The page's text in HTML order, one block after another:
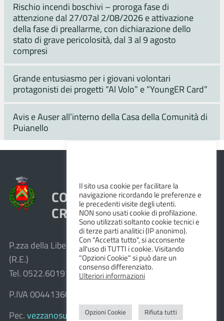
Rischio incendi boschivi – proroga fase di
attenzione dal 27/07al 2/08/2026 e attivazione
della fase di preallarme, con dichiarazione dello
stato di grave pericolosità, dal 3 al 9 agosto
compresi
Grande entusiasmo per i giovani volontari
protagonisti dei progetti “Al Volo” e “YoungER Card”
Avis e Auser all’interno della Casa della Comunità di
Puianello
COMUNE DI VEZZANO SUL
CROSTOLO
P.zza della Libertà, 1 – 42030 Vezzano sul Crostolo
(R.E.)
Tel. 0522.601911 – Fax 0522.601947
P.IVA 00441360351
Pec. vezzanosulcrostolo@cert.provincia.re.it
Il sito usa cookie per facilitare la
navigazione ricordando le preferenze e
le precedenti visite degli utenti.
NON sono usati cookie di profilazione.
Sono utilizzati soltanto cookie tecnici e
di terze parti analitici (IP anonimo).
Con "Accetta tutto", si acconsente
all'uso di TUTTI i cookie. Visitando
"Opzioni Cookie" si può dare un
consenso differenziato.
Ulteriori informazioni
Opzioni Cookie Rifiuta tutti